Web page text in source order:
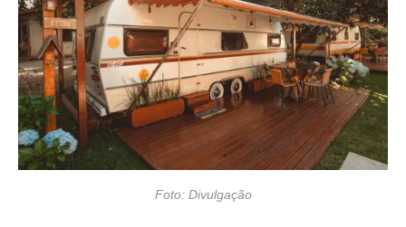
Foto: Divulgação